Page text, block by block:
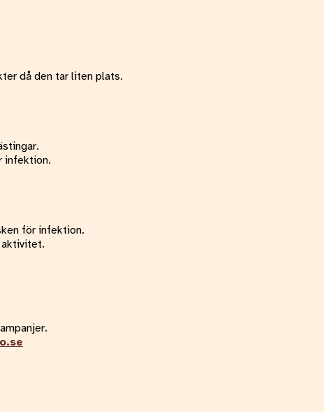
då den tar liten plats.
infektion.
för infektion.
aktivitet.